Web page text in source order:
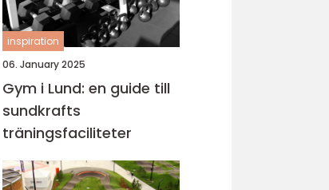
inspiration
06. January 2025
Gym i Lund: en guide till
sundkrafts
träningsfaciliteter